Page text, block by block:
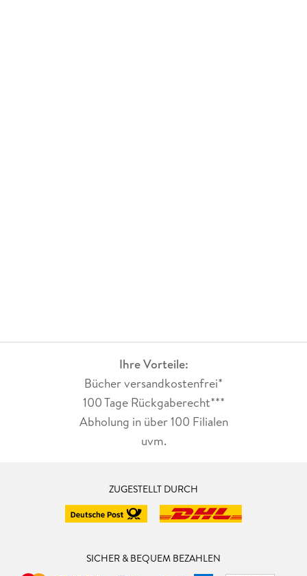
Ihre Vorteile:
Bücher versandkostenfrei*
100 Tage Rückgaberecht***
Abholung in über 100 Filialen
uvm.
ZUGESTELLT DURCH
SICHER & BEQUEM BEZAHLEN